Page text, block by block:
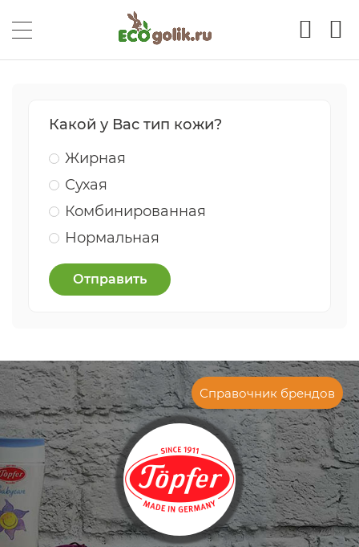
Какой у Вас тип кожи?
Жирная
Сухая
Комбинированная
Нормальная
Отправить
Справочник брендов